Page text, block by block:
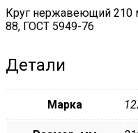
quantity
Круг нержавеющий 210
88, ГОСТ 5949-76
Детали
Марка